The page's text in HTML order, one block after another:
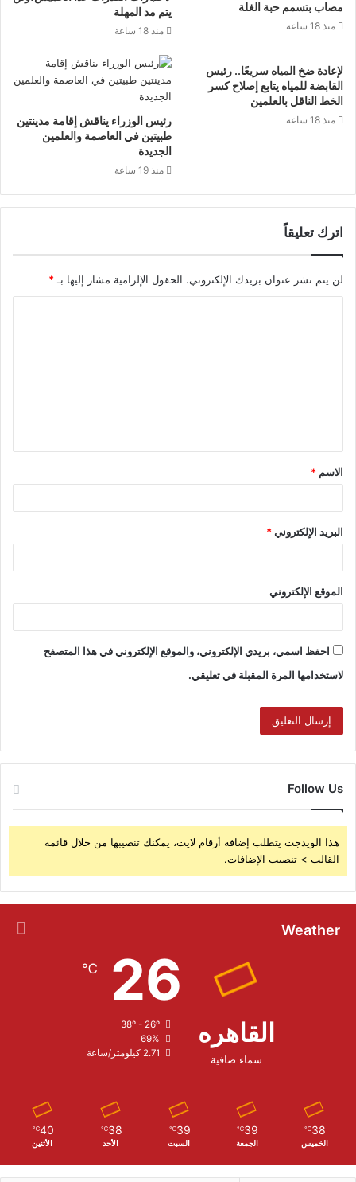
مصاب بتسمم حبة الغلة
منذ 18 ساعة
يتم مد المهلة
منذ 18 ساعة
لإعادة ضخ المياه سريعًا.. رئيس
القابضة للمياه يتابع إصلاح كسر
الخط الناقل بالعلمين
منذ 18 ساعة
رئيس الوزراء يناقش إقامة مدينتين
طبيتين في العاصمة والعلمين
الجديدة
منذ 19 ساعة
اترك تعليقاً
لن يتم نشر عنوان بريدك الإلكتروني. الحقول الإلزامية مشار إليها بـ *
الاسم *
البريد الإلكتروني*
الموقع الإلكتروني
احفظ اسمي، بريدي الإلكتروني، والموقع الإلكتروني في هذا المتصفح
لاستخدامها المرة المقبلة في تعليقي.
Follow Us
هذا الويدجت يتطلب إضافة أرقام لايت، يمكنك تنصيبها من خلال قائمة
القالب > تنصيب الإضافات.
Weather
القاهره
سماء صافية
26
℃
38º - 26º
69%
2.71 كيلومتر/ساعة
38
℃
الخميس
39
℃
الجمعة
39
℃
السبت
38
℃
الأحد
40
℃
الأثنين